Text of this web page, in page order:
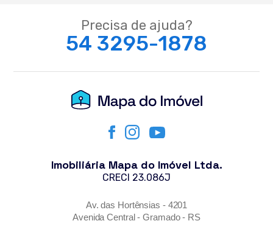
Precisa de ajuda?
54 3295-1878
Imobiliária Mapa do Imóvel Ltda.
CRECI 23.086J
Av. das Hortênsias - 4201
Avenida Central - Gramado - RS